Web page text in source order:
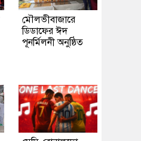
মৌলভীবাজারে
ডিডাফের ঈদ
পূনর্মিলনী অনুষ্ঠিত